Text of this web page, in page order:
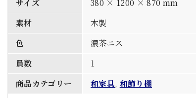
サイズ
380 × 1200 × 870 mm
素材
木製
色
濃茶ニス
員数
1
商品カテゴリー
和家具, 和飾り棚